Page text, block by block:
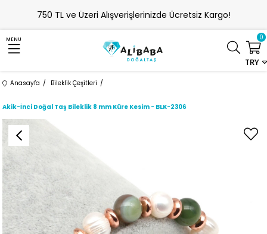
750 TL ve Üzeri Alışverişlerinizde Ücretsiz Kargo!
MENU
TRY
0
Anasayfa Bileklik Çeşitleri
Akik-İnci Doğal Taş Bileklik 8 mm Küre Kesim - BLK-2306